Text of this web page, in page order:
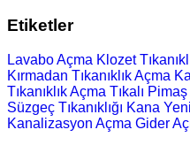
Etiketler
Lavabo Açma Klozet
Kırmadan Tıkanıklık Açma
Tıkanıklık Açma Tıkalı
Süzgeç Tıkanıklığı Kana
Kanalizasyon Açma Gider